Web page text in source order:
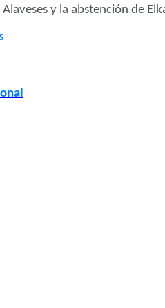
Alaveses y la abstención de